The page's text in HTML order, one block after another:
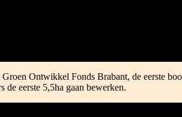
Ontwikkel Fonds Brabant, de eerste
eerste 5,5ha gaan bewerken.